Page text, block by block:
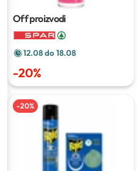
Off proizvodi
12.08 do 18.08
-20%
-20%